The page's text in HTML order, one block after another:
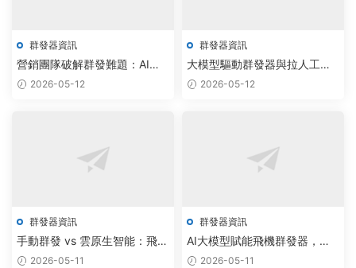
群發器資訊
營銷團隊破解群發難題：AI驅
動電報批量加群與私信軟件免
2026-05-12
群發器資訊
大模型驅動群發器與拉人工具
升級，智能自動化引領營銷變
2026-05-12
群發器資訊
手動群發 vs 雲原生智能：飛機
群發器破解電報拉人效率瓶頸
2026-05-11
群發器資訊
AI大模型賦能飛機群發器，監
聽源碼定制驅動通信安全新突
2026-05-11